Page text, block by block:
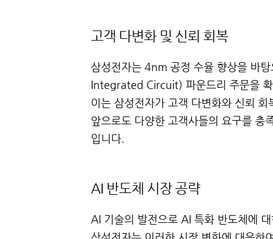
고객 다변화 및 신뢰 회복
삼성전자는 4nm 공정 수율 향상을 바
Integrated Circuit) 파운드리 주문을 확
이는 삼성전자가 고객 다변화와 신뢰 회
앞으로도 다양한 고객사들의 요구를 충
입니다.
AI 반도체 시장 공략
AI 기술의 발전으로 AI 특화 반도체에